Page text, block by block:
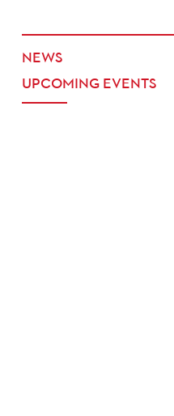
NEWS
UPCOMING EVENTS